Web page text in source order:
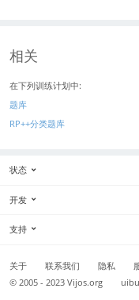
相关
在下列训练计划中:
题库
RP++分类题库
状态
开发
支持
关于 联系我们 隐私
© 2005 - 2023Vijos.org